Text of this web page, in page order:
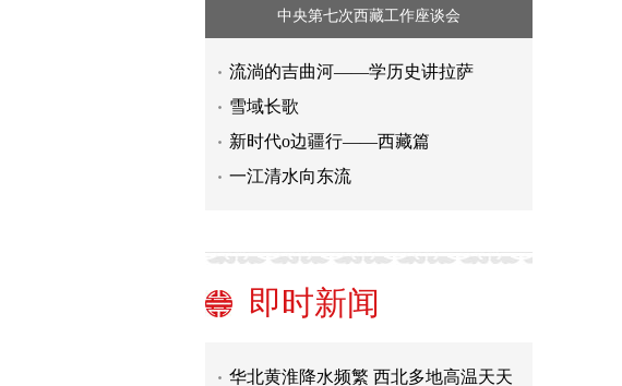
中央第七次西藏工作座谈会
流淌的吉曲河——学历史讲拉萨
雪域长歌
新时代o边疆行——西藏篇
一江清水向东流
即时新闻
养状况十年来变化多多
全国电力供需总体平衡 新能源发电装
机容量占比大幅提升
你的手机有多久没换了？
花钱可补录、低分能“跳档”录取……
这些涉高考诈骗套路要警惕
北京昨日新增1例本土无症状感染者
年成果丰硕
药品追溯码将更加规范
昆仑山国家公园（青海片区）启动夏